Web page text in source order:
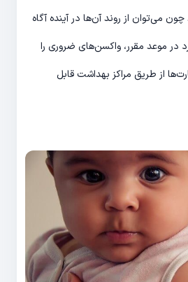
می‌توان از روند آن‌ها در آینده آگاه
در موعد مقرر، واکسن‌های ضروری را
از طریق مراکز بهداشت قابل